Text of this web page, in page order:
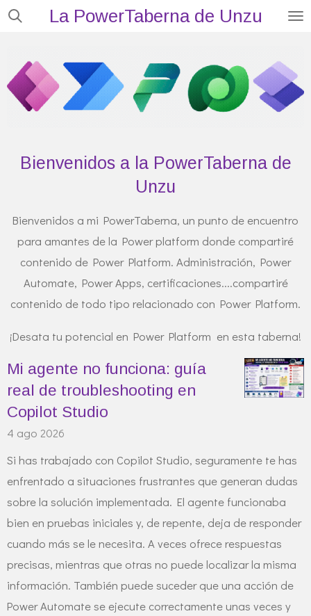
Ir
contenido
principal
La PowerTaberna de Unzu
Bienvenidos a la PowerTaberna de
Unzu
Bienvenidos a mi PowerTaberna, un punto de encuentro
para amantes de la Power platform donde compartiré
contenido de Power Platform. Administración, Power
Automate, Power Apps, certificaciones....compartiré
contenido de todo tipo relacionado con Power Platform.
¡Desata tu potencial en Power Platform en esta taberna!
Mi agente no funciona: guía
real de troubleshooting en
Copilot Studio
4 ago 2026
Si has trabajado con Copilot Studio, seguramente te has
enfrentado a situaciones frustrantes que generan dudas
sobre la solución implementada. El agente funcionaba
bien en pruebas iniciales y, de repente, deja de responder
cuando más se le necesita. A veces ofrece respuestas
precisas, mientras que otras no puede localizar la misma
información. También puede suceder que una acción de
Power Automate se ejecute correctamente unas veces y